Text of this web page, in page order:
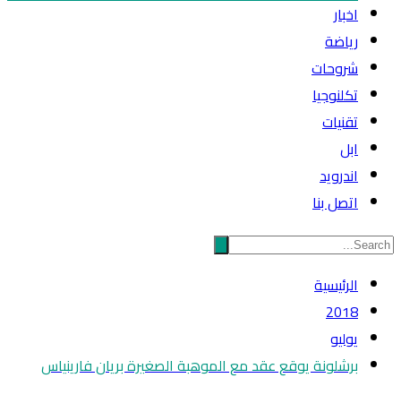
اخبار
رياضة
شروحات
تكلنوجيا
تقنيات
ابل
اندرويد
اتصل بنا
الرئيسية
2018
يوليو
برشلونة يوقع عقد مع الموهبة الصغيرة بريان فارينياس